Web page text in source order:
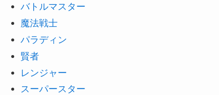
バトルマスター
魔法戦士
パラディン
賢者
レンジャー
スーパースター